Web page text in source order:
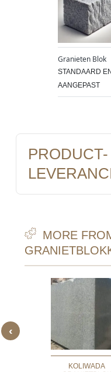
Granieten Blok
STANDAARD EN
AANGEPAST
MORE
‹
KOLIWADA